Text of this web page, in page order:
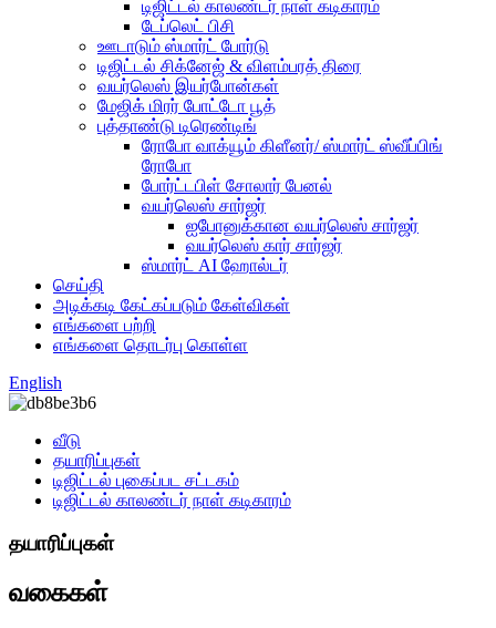
டிஜிட்டல் காலண்டர் நாள் கடிகாரம்
டேப்லெட் பிசி
ஊடாடும் ஸ்மார்ட் போர்டு
டிஜிட்டல் சிக்னேஜ் & விளம்பரத் திரை
வயர்லெஸ் இயர்போன்கள்
மேஜிக் மிரர் போட்டோ பூத்
புத்தாண்டு டிரெண்டிங்
ரோபோ வாக்யூம் கிளீனர்/ ஸ்மார்ட் ஸ்வீப்பிங்
ரோபோ
போர்ட்டபிள் சோலார் பேனல்
வயர்லெஸ் சார்ஜர்
ஐபோனுக்கான வயர்லெஸ் சார்ஜர்
வயர்லெஸ் கார் சார்ஜர்
ஸ்மார்ட் AI ஹோல்டர்
செய்தி
அடிக்கடி கேட்கப்படும் கேள்விகள்
எங்களை பற்றி
எங்களை தொடர்பு கொள்ள
English
வீடு
தயாரிப்புகள்
டிஜிட்டல் புகைப்பட சட்டகம்
டிஜிட்டல் காலண்டர் நாள் கடிகாரம்
தயாரிப்புகள்
வகைகள்